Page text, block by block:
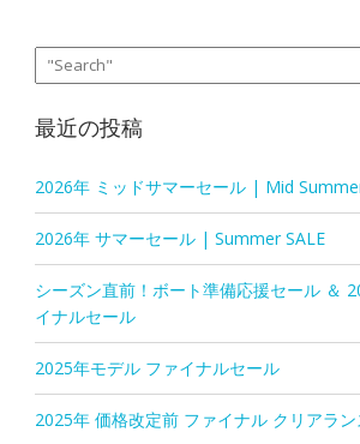
最近の投稿
2026年 ミッドサマーセール | Mid
2026年 サマーセール | Summer SALE
シーズン直前！ボート準備応援セール ＆
イナルセール
2025年モデル ファイナルセール
2025年 価格改定前 ファイナル クリアラン